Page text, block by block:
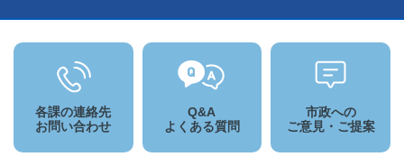
各課の連絡先
お問い合わせ
Q&A
よくある質問
市政への
ご意見・ご提案